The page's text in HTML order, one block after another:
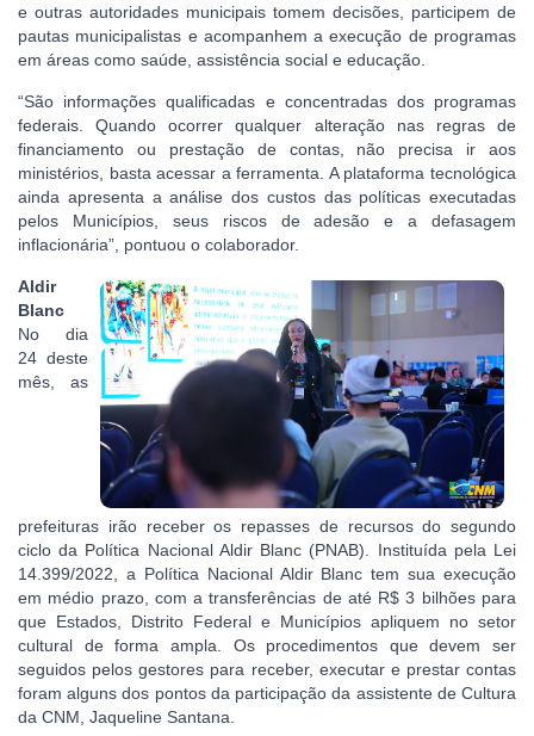
e outras autoridades municipais tomem decisões, participem de
pautas municipalistas e acompanhem a execução de programas
em áreas como saúde, assistência social e educação.
“São informações qualificadas e concentradas dos programas
federais. Quando ocorrer qualquer alteração nas regras de
financiamento ou prestação de contas, não precisa ir aos
ministérios, basta acessar a ferramenta. A plataforma tecnológica
ainda apresenta a análise dos custos das políticas executadas
pelos Municípios, seus riscos de adesão e a defasagem
inflacionária”, pontuou o colaborador.
Aldir
Blanc
No dia
24 deste
mês, as
prefeituras irão receber os repasses de recursos do segundo
ciclo da Política Nacional Aldir Blanc (PNAB). Instituída pela Lei
14.399/2022, a Política Nacional Aldir Blanc tem sua execução
em médio prazo, com a transferências de até R$ 3 bilhões para
que Estados, Distrito Federal e Municípios apliquem no setor
cultural de forma ampla. Os procedimentos que devem ser
seguidos pelos gestores para receber, executar e prestar contas
foram alguns dos pontos da participação da assistente de Cultura
da CNM, Jaqueline Santana.